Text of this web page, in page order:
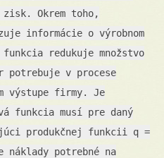
zisk. Okrem toho,
informácie o výrobnom
redukuje množstvo
potrebuje v procese
výstupe firmy. Je
funkcia musí pre daný
produkčnej funkcii q =
potrebné na